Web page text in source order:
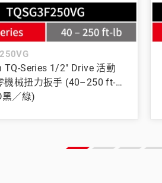
TQ-Series 1/2" Drive 活動
機械扭力扳手 (40–250 ft-
／綠)